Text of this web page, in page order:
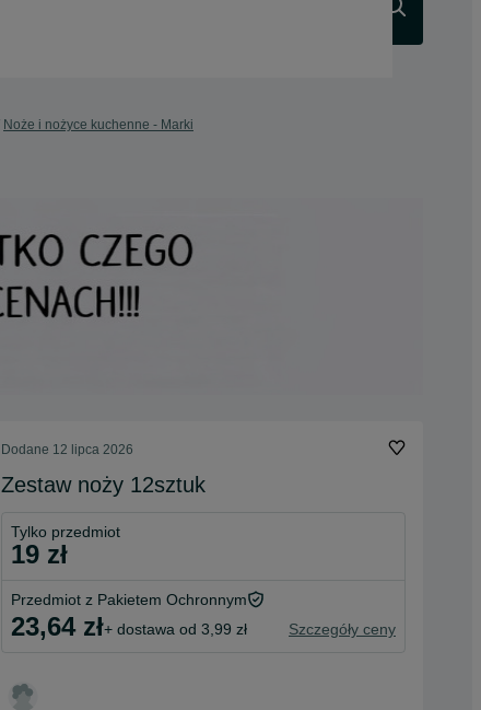
Noże i nożyce kuchenne - Marki
Dodane 12 lipca 2026
Zestaw noży 12sztuk
Tylko przedmiot
19 zł
Przedmiot z Pakietem Ochronnym
23,64 zł+ dostawa od 3,99 zł Szczegóły ceny